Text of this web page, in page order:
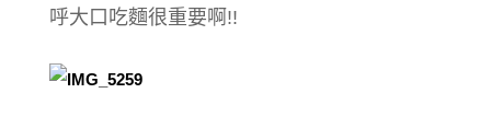
呼大口吃麵很重要啊!!